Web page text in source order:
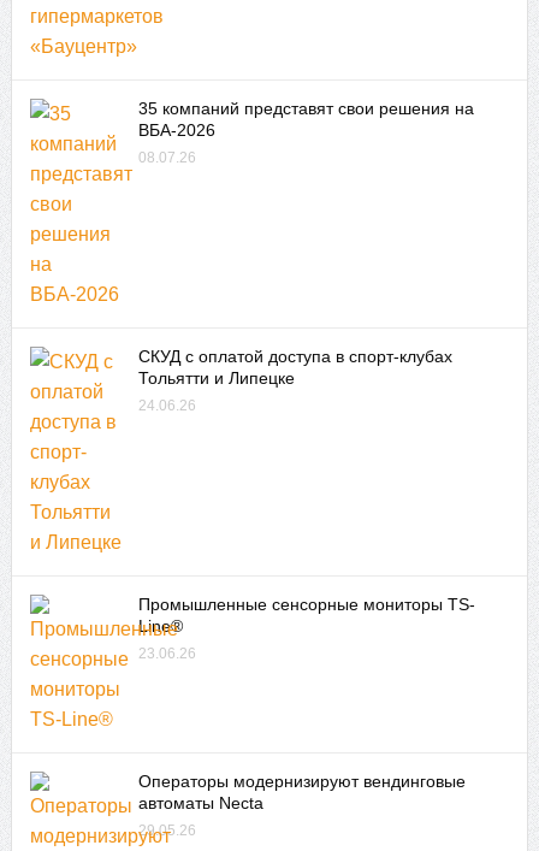
35 компаний представят свои решения на
ВБА-2026
08.07.26
СКУД с оплатой доступа в спорт-клубах
Тольятти и Липецке
24.06.26
Промышленные сенсорные мониторы TS-
Line®
23.06.26
Операторы модернизируют вендинговые
автоматы Necta
29.05.26